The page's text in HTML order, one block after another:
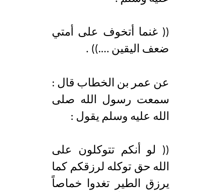
(( غنما أتخوف على أمتي
ضعف اليقين ….)) .
عن عمر بن الخطاب قال :
سمعت رسول الله صلى
الله عليه وسلم يقول :
(( لو أنكم تتوكلون على
الله حق توكله لرزقكم كما
يرزق الطير تغدوا خماصاً